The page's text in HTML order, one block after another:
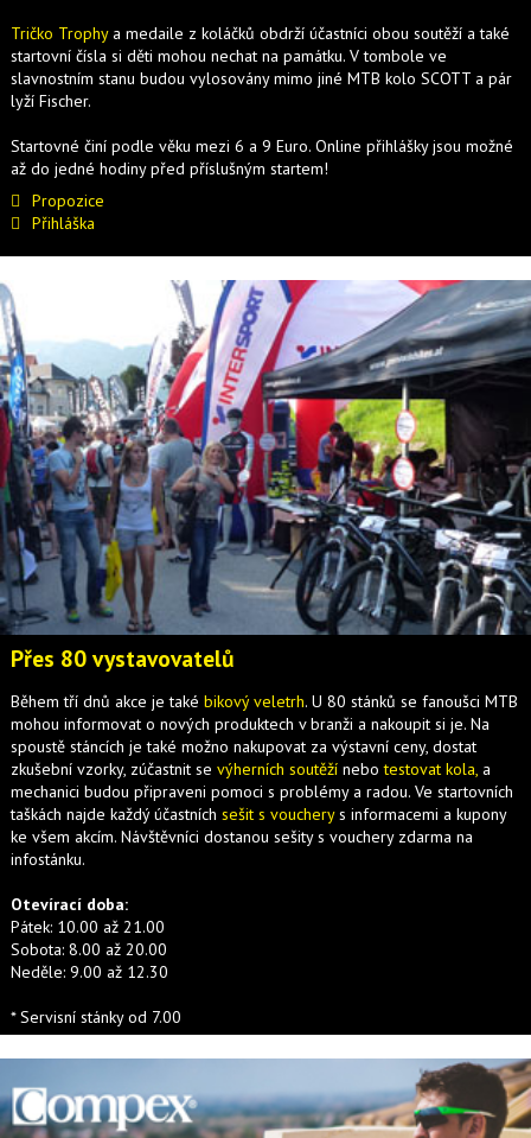
Tričko Trophya medaile z koláčků obdrží účastníci obou soutěží a také
startovní čísla si děti mohou nechat na památku. V tombole ve
slavnostním stanu budou vylosovány mimo jiné MTB kolo SCOTT a pár
lyží Fischer.
Startovné činí podle věku mezi 6 a 9 Euro. Online přihlášky jsou možné
až do jedné hodiny před příslušným startem!
Propozice
Přihláška
Přes 80 vystavovatelů
Během tří dnů akce je také bikový veletrh. U 80 stánků se fanoušci MTB
mohou informovat o nových produktech v branži a nakoupit si je. Na
spoustě stáncích je také možno nakupovat za výstavní ceny, dostat
zkušební vzorky, zúčastnit se výherních soutěží nebotestovat kola, a
mechanici budou připraveni pomoci s problémy a radou. Ve startovních
taškách najde každý účastních sešit s voucherys informacemi a kupony
ke všem akcím. Návštěvníci dostanou sešity s vouchery zdarma na
infostánku.
Otevírací doba:
Pátek: 10.00 až 21.00
Sobota: 8.00 až 20.00
Neděle: 9.00 až 12.30
* Servisní stánky od 7.00